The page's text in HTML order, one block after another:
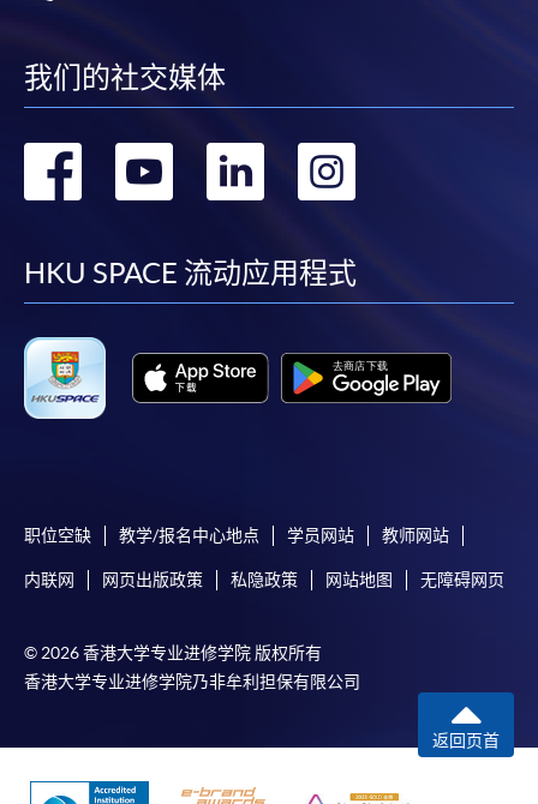
我们的社交媒体
转
facebook
转
youtube
转
linkedin
转
HKU SPACE 流动应用程式
职位空缺 教学/报名中心地点 学员网站 教师网站
内联网 网页出版政策 私隐政策 网站地图 无障碍网页
© 2026 香港大学专业进修学院 版权所有
香港大学专业进修学院乃非牟利担保有限公司
返回页首